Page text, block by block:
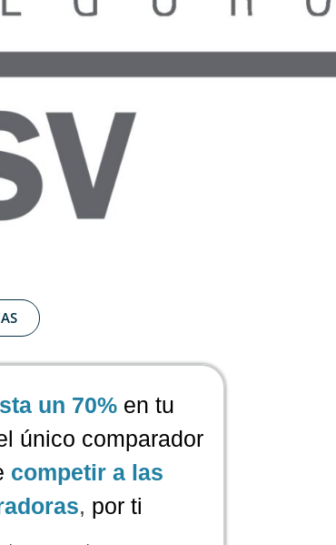
un 70% en tu
único comparador
competir a las
, por ti